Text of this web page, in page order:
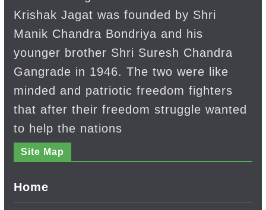
Krishak Jagat was founded by Shri
Manik Chandra Bondriya and his
younger brother Shri Suresh Chandra
Gangrade in 1946. The two were like
minded and patriotic freedom fighters
that after their freedom struggle wanted
to help the nations
Site Map
Home